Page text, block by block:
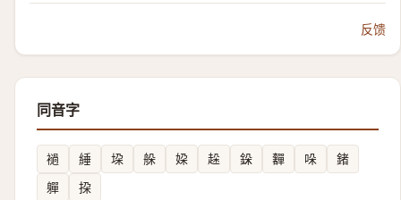
反馈
同音字
䙤 綞 垜 䑮 㛆 趓 䤪 奲 哚
鍺
軃
挅